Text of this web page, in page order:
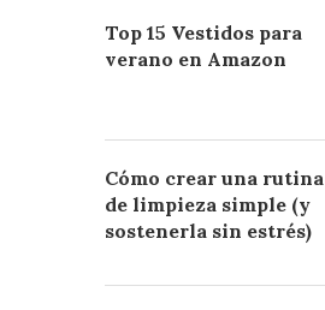
Top 15 Vestidos para
verano en Amazon
Cómo crear una rutina
de limpieza simple (y
sostenerla sin estrés)